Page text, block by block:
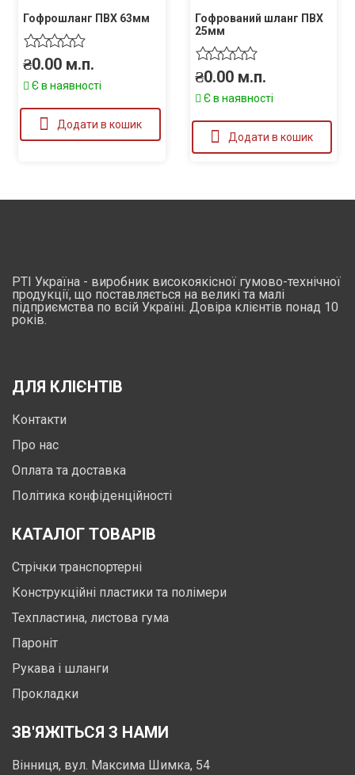
Гофрошланг ПВХ 63мм
₴0.00 м.п.
Є в наявності
Додати в кошик
Гофрований шланг ПВХ
25мм
₴0.00 м.п.
Є в наявності
Додати в кошик
РТІ Україна - виробник високоякісної гумово-технічної
продукції, що поставляється на великі та малі
підприємства по всій Україні. Довіра клієнтів понад 10
років.
ДЛЯ КЛІЄНТІВ
Контакти
Про нас
Оплата та доставка
Політика конфіденційності
КАТАЛОГ ТОВАРІВ
Стрічки транспортерні
Конструкційні пластики та полімери
Техпластина, листова гума
Пароніт
Рукава і шланги
Прокладки
ЗВ'ЯЖІТЬСЯ З НАМИ
Вінниця, вул. Максима Шимка, 54